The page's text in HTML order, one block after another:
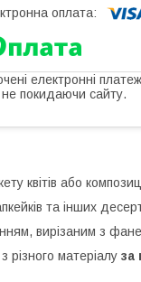
електронні
покидаючи сайту.
квітів або
та інших
вирізаним з
різного матеріалу за